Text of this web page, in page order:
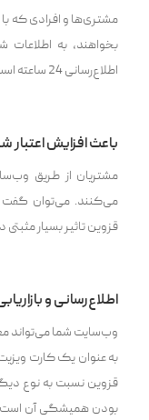
مشتری‌ها و افرادی که
بخواهند، به
اطلاع‌رسانی 24 ساعته است و محدود به ساعت اداری نیست.
باعث افزایش
مشتریان از طریق
می‌کنند. می‌توان
قزوین تاثیر بسیار
اطلاع‌رسانی و
وب‌سایت شما می‌تواند
به عنوان یک کارت
قزوین نسبت به نوع
بودن همیشگی آن است.